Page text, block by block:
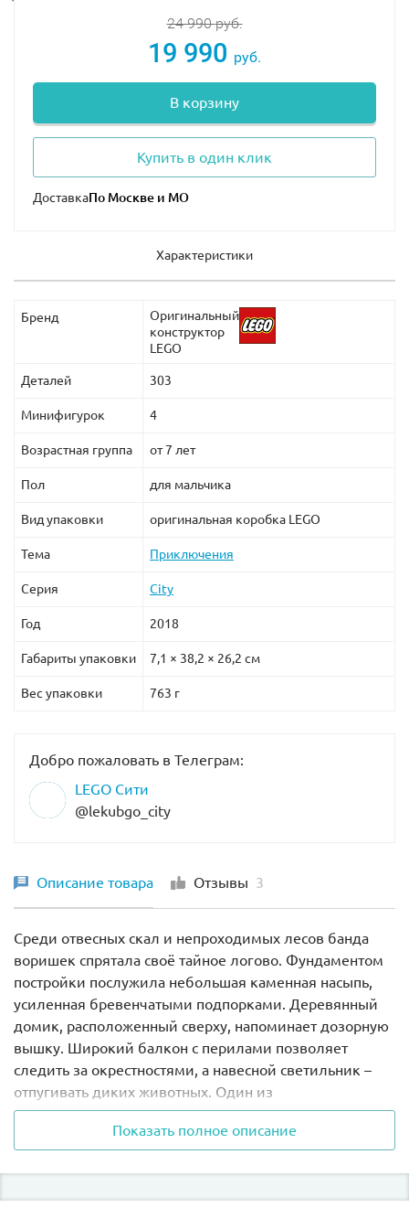
24 990руб.
19 990 руб.
В корзину
Купить в один клик
Доставка
Характеристики
Бренд
Оригинальный
конструктор
LEGO
Деталей 303
Минифигурок 4
Возрастная группа от 7 лет
Пол для мальчика
Вид упаковки оригинальная коробка LEGO
Тема Приключения
Серия City
Год 2018
Габариты упаковки 7,1 × 38,2 × 26,2 см
Вес упаковки 763 г
Добро пожаловать в Телеграм:
LEGO Сити
@lekubgo_city
Описание товара Отзывы 3
Среди отвесных скал и непроходимых лесов банда
воришек спрятала своё тайное логово. Фундаментом
постройки послужила небольшая каменная насыпь,
усиленная бревенчатыми подпорками. Деревянный
домик, расположенный сверху, напоминает дозорную
вышку. Широкий балкон с перилами позволяет
следить за окрестностями, а навесной светильник –
отпугивать диких животных. Один из
злоумышленников всегда остаётся в логове. Здесь он
стережёт награбленное, планирует новые
Только в случае удачного ограбления он привозит
Показать полное описание